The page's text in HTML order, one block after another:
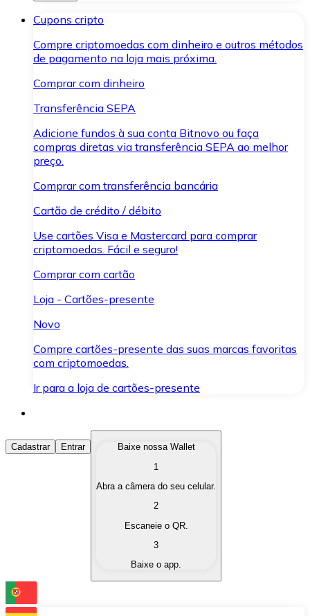
Cupons cripto
Compre criptomoedas com dinheiro e outros métodos
de pagamento na loja mais próxima.
Comprar com dinheiro
Transferência SEPA
Adicione fundos à sua conta Bitnovo ou faça
compras diretas via transferência SEPA ao melhor
preço.
Comprar com transferência bancária
Cartão de crédito / débito
Use cartões Visa e Mastercard para comprar
criptomoedas. Fácil e seguro!
Comprar com cartão
Loja - Cartões-presente
Novo
Compre cartões-presente das suas marcas favoritas
com criptomoedas.
Ir para a loja de cartões-presente
Comprar Criptomoedas
Compre as criptomoedas de seu interesse de forma
Converta suas criptomoedas em moeda fiduciária
Troque uma criptomoeda por outra
Cadastrar Entrar
Baixe nossa Wallet
1
Abra a câmera do seu celular.
2
Escaneie o QR.
3
Baixe o app.